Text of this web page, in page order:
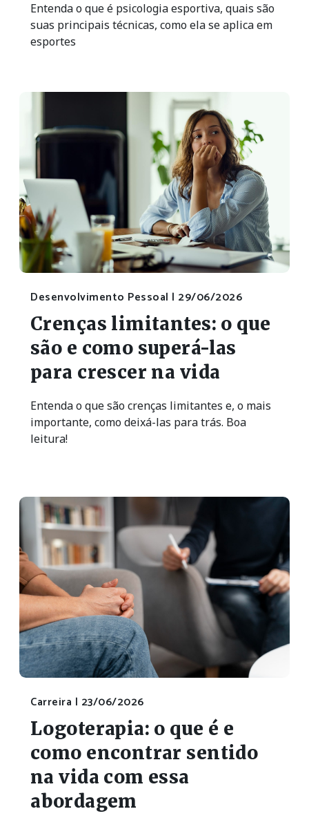
Entenda o que é psicologia esportiva, quais são
suas principais técnicas, como ela se aplica em
esportes
Desenvolvimento Pessoal | 29/06/2026
Crenças limitantes: o que
são e como superá-las
para crescer na vida
Entenda o que são crenças limitantes e, o mais
importante, como deixá-las para trás. Boa
leitura!
Carreira | 23/06/2026
Logoterapia: o que é e
como encontrar sentido
na vida com essa
abordagem